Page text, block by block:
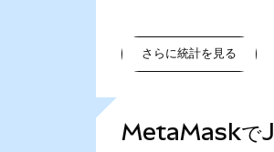
さらに統計を見る
MetaMaskで